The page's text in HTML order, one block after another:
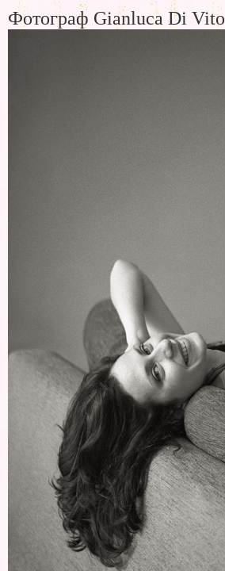
Фотограф Gianluca Di Vito